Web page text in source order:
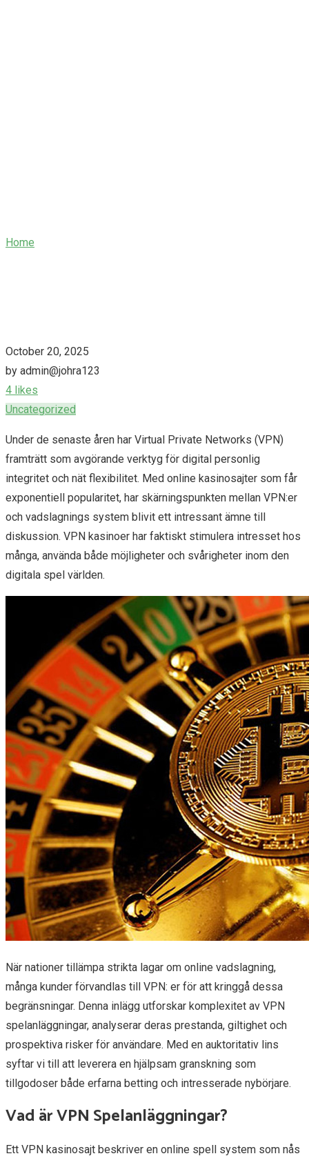
Home
October 20, 2025
by admin@johra123
4 likes
Uncategorized
Under de senaste åren har Virtual Private Networks (VPN)
framträtt som avgörande verktyg för digital personlig
integritet och nät flexibilitet. Med online kasinosajter som får
exponentiell popularitet, har skärningspunkten mellan VPN:er
och vadslagnings system blivit ett intressant ämne till
diskussion. VPN kasinoer har faktiskt stimulera intresset hos
många, använda både möjligheter och svårigheter inom den
digitala spel världen.
När nationer tillämpa strikta lagar om online vadslagning,
många kunder förvandlas till VPN: er för att kringgå dessa
begränsningar. Denna inlägg utforskar komplexitet av VPN
spelanläggningar, analyserar deras prestanda, giltighet och
prospektiva risker för användare. Med en auktoritativ lins
syftar vi till att leverera en hjälpsam granskning som
tillgodoser både erfarna betting och intresserade nybörjare.
Vad är VPN Spelanläggningar?
Ett VPN kasinosajt beskriver en online spell system som nås